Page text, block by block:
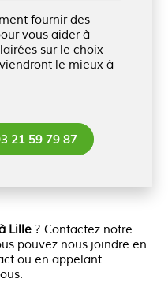
fournir des
vous aider à
sur le choix
le mieux à
21 59 79 87
Lille ? Contactez notre
pouvez nous joindre en
ou en appelant